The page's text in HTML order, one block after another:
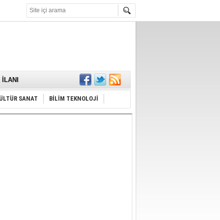
SANAT BİLİM TEKNOLOJİ